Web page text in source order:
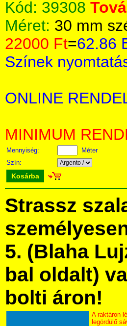
Kód: 39308
Méret: 30 mm
22000 Ft=62.86
Színek
ONLINE
MINIMUM
Mennyiség:
Méter
Szín:
Kosárba
Strassz
5. (Blaha
bal oldalt)
bolti áron!
A raktáron
legördülő